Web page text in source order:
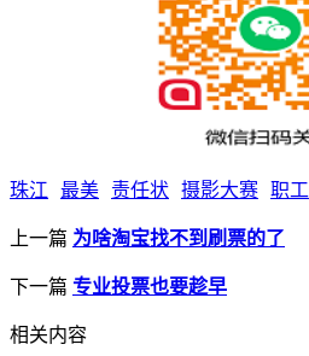
珠江 最美 责任状 摄影大赛 职工
上一篇 为啥淘宝找不到刷票的了
下一篇 专业投票也要趁早
相关内容